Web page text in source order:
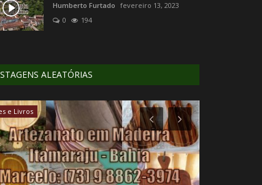
Humberto Furtado fevereiro 13, 2023
0
194
ALEATÓRIAS
e Livros